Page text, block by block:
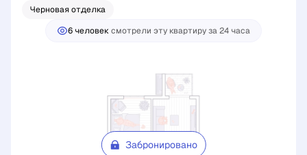
Черновая отделка
6 человексмотрели эту квартиру за 24 часа
Забронировано